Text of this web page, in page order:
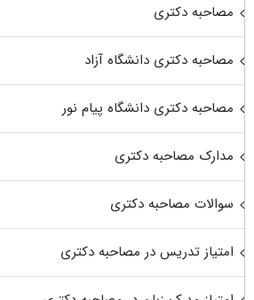
مصاحبه دکتری
مصاحبه دکتری دانشگاه آزاد
مصاحبه دکتری دانشگاه پیام نور
مدارک مصاحبه دکتری
سوالات مصاحبه دکتری
امتیاز تدریس در مصاحبه دکتری